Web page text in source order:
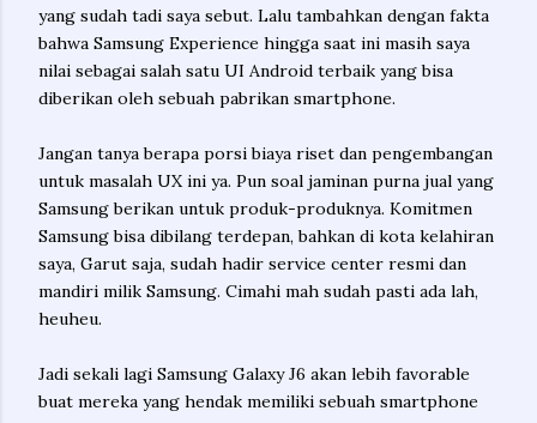
yang sudah tadi saya sebut. Lalu tambahkan dengan fakta
bahwa Samsung Experience hingga saat ini masih saya
nilai sebagai salah satu UI Android terbaik yang bisa
diberikan oleh sebuah pabrikan smartphone.
Jangan tanya berapa porsi biaya riset dan pengembangan
untuk masalah UX ini ya. Pun soal jaminan purna jual yang
Samsung berikan untuk produk-produknya. Komitmen
Samsung bisa dibilang terdepan, bahkan di kota kelahiran
saya, Garut saja, sudah hadir service center resmi dan
mandiri milik Samsung. Cimahi mah sudah pasti ada lah,
heuheu.
Jadi sekali lagi Samsung Galaxy J6 akan lebih favorable
buat mereka yang hendak memiliki sebuah smartphone